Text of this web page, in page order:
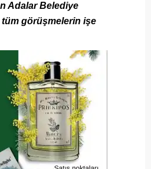
Adalar Belediye
tüm görüşmelerin işe